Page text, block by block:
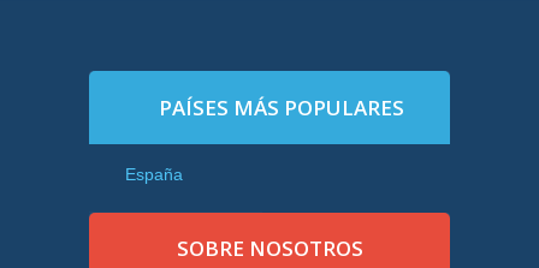
PAÍSES MÁS POPULARES
España
SOBRE NOSOTROS